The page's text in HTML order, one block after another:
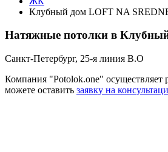
Клубный дом LOFT NA
Натяжные потолки в
Санкт-Петербург, 25-я линия В.О
Компания "Potolok.one"
можете оставить заявку на